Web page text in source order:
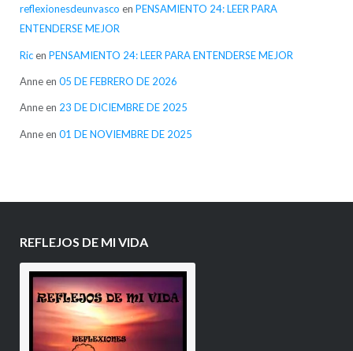
reflexionesdeunvasco en PENSAMIENTO 24: LEER PARA
ENTENDERSE MEJOR
Ricen PENSAMIENTO 24: LEER PARA ENTENDERSE MEJOR
Anneen 05 DE FEBRERO DE 2026
Anneen 23 DE DICIEMBRE DE 2025
Anneen 01 DE NOVIEMBRE DE 2025
REFLEJOS DE MI VIDA